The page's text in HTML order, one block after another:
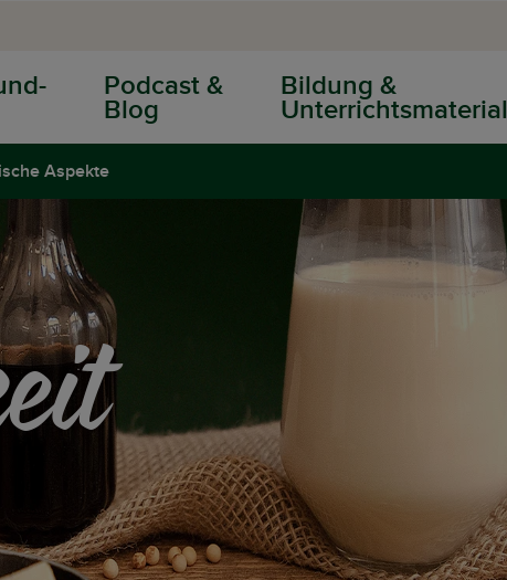
Podcast &
Blog
Bildung &
Unterrichtsmaterial
Aspekte